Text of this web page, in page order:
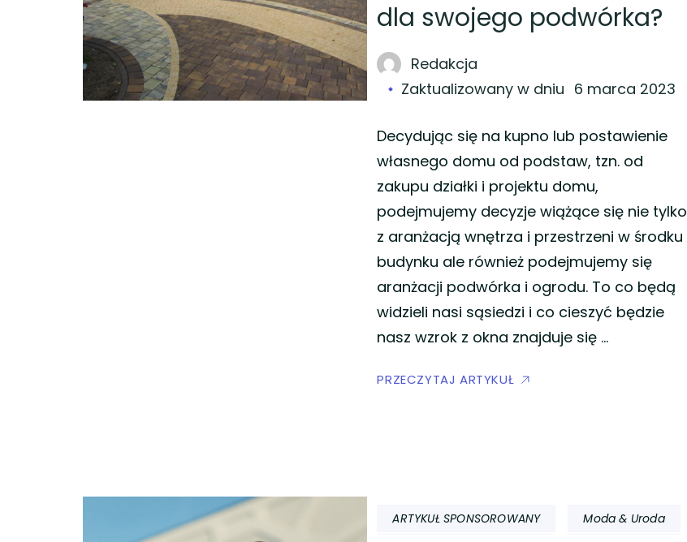
dla swojego podwórka?
Redakcja
Zaktualizowany w dniu 6 marca 2023
Decydując się na kupno lub postawienie
własnego domu od podstaw, tzn. od
zakupu działki i projektu domu,
podejmujemy decyzje wiążące się nie tylko
z aranżacją wnętrza i przestrzeni w środku
budynku ale również podejmujemy się
aranżacji podwórka i ogrodu. To co będą
widzieli nasi sąsiedzi i co cieszyć będzie
nasz wzrok z okna znajduje się …
PRZECZYTAJ ARTYKUŁ
ARTYKUŁ SPONSOROWANY Moda & Uroda